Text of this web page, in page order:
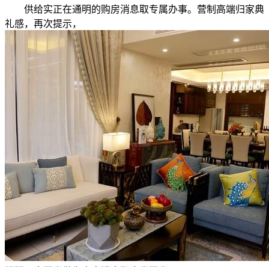
供给实正在通明的购房消息取专属办事。营制高端归家典
礼感，再次提示，